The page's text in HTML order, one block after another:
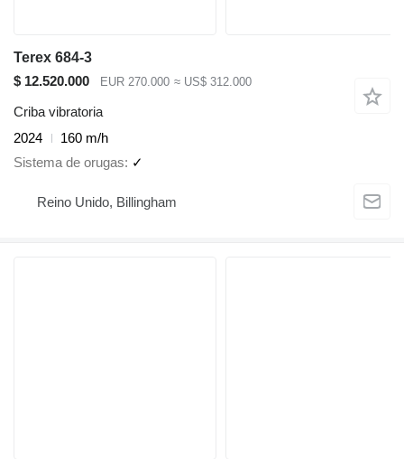
Terex 684-3
$ 12.520.000
EUR 270.000 ≈ US$ 312.000
Criba vibratoria
2024
160 m/h
Sistema de orugas
✓
Reino Unido, Billingham